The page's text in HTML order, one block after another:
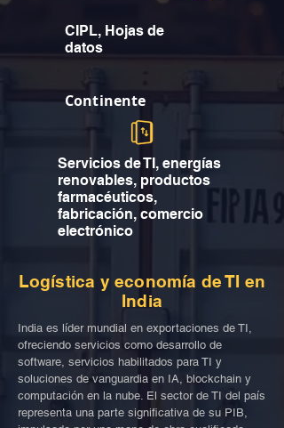
CIPL, Hojas de
datos
Continente
Servicios de TI, energías
renovables, productos
farmacéuticos,
fabricación, comercio
electrónico
Logística y economía de TI en
India
India es líder mundial en exportaciones de TI,
ofreciendo servicios como desarrollo de
software, servicios habilitados para TI y
soluciones de vanguardia en IA, blockchain y
computación en la nube. El sector de TI del país
representa una parte significativa de su PIB,